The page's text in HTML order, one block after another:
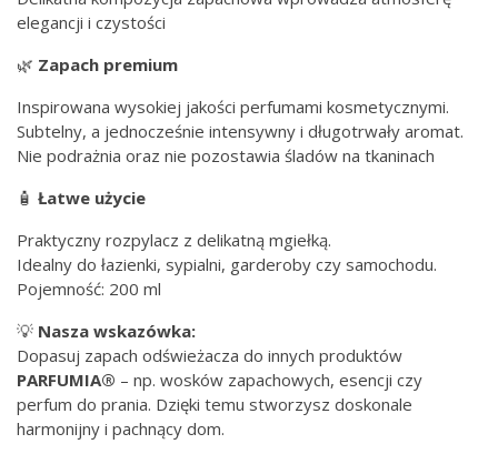
elegancji i czystości
🌿 Zapach premium
Inspirowana wysokiej jakości perfumami kosmetycznymi.
Subtelny, a jednocześnie intensywny i długotrwały aromat.
Nie podrażnia oraz nie pozostawia śladów na tkaninach
🧴 Łatwe użycie
Praktyczny rozpylacz z delikatną mgiełką.
Idealny do łazienki, sypialni, garderoby czy samochodu.
Pojemność: 200 ml
💡 Nasza wskazówka:
Dopasuj zapach odświeżacza do innych produktów
PARFUMIA® – np. wosków zapachowych, esencji czy
perfum do prania. Dzięki temu stworzysz doskonale
harmonijny i pachnący dom.